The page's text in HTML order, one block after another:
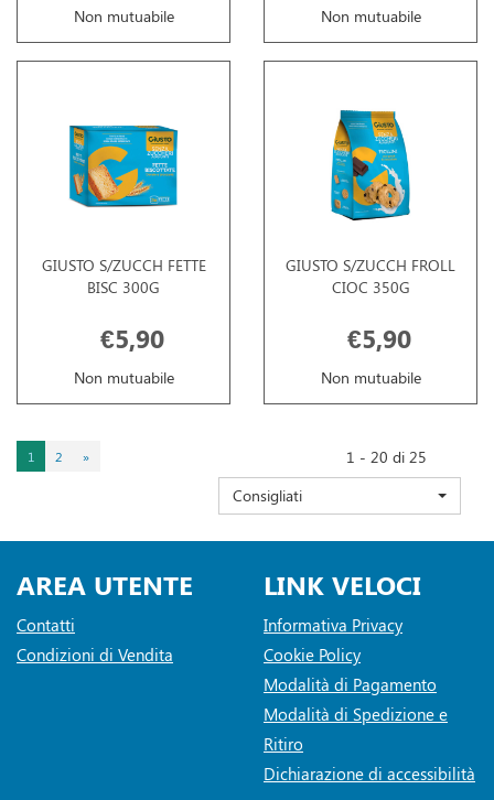
Non mutuabile Non mutuabile
GIUSTO S/ZUCCH FETTE
BISC 300G
€5,90
Non mutuabile
GIUSTO S/ZUCCH FROLL
CIOC 350G
€5,90
Non mutuabile
1 2 »
1 - 20 di 25
Consigliati
AREA UTENTE
Contatti
Condizioni di Vendita
LINK VELOCI
Informativa Privacy
Cookie Policy
Modalità di Pagamento
Modalità di Spedizione e
Ritiro
Dichiarazione di accessibilità